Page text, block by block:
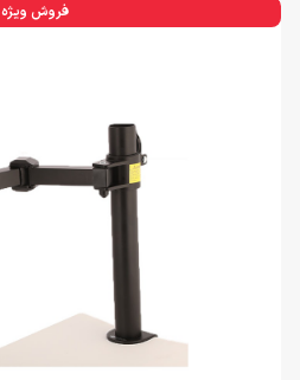
فروش ویژه